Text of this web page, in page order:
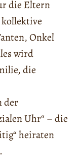
die Eltern
Onkel
wird
die
der
Uhr“ – die
heiraten